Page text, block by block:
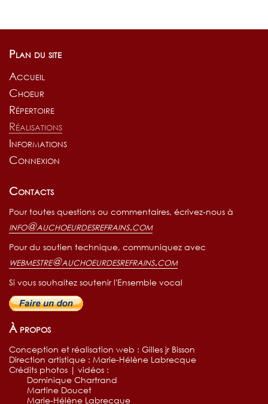
Marie-Denise Pelletier
Plan du site
Accueil
Choeur
Répertoire
Réalisations
Informations
Connexion
Contacts
Pour toutes questions ou commentaires, écrivez-nous à
info@auchoeurdesrefrains.com
Pour du soutien technique, communiquez avec
webmestre@auchoeurdesrefrains.com
Si vous souhaitez soutenir l'Ensemble vocal
À propos
Conception et réalisation web : Gilles jr Bisson
Direction artistique : Marie-Hélène Labrecque
Crédits photos | vidéos :
Dominique Chartrand
Martine Doucet
Marie-Hélène Labrecque